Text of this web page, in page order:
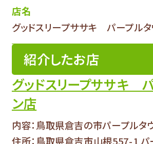
店名
グッドスリープササキ パープル
紹介したお店
グッドスリープササキ
ン店